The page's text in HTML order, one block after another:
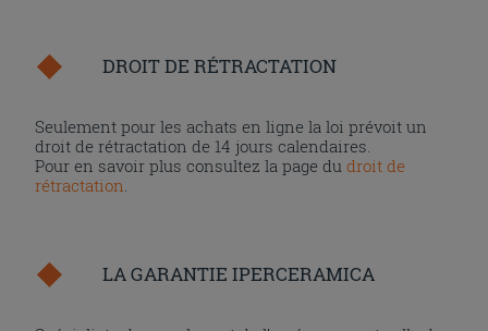
DROIT DE RÉTRACTATION
Seulement pour les achats en ligne la loi prévoit un
droit de rétractation de 14 jours calendaires.
Pour en savoir plus consultez la page dudroit de
rétractation
LA GARANTIE IPERCERAMICA